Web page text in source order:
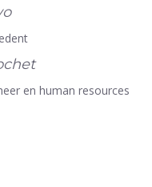
en human resources